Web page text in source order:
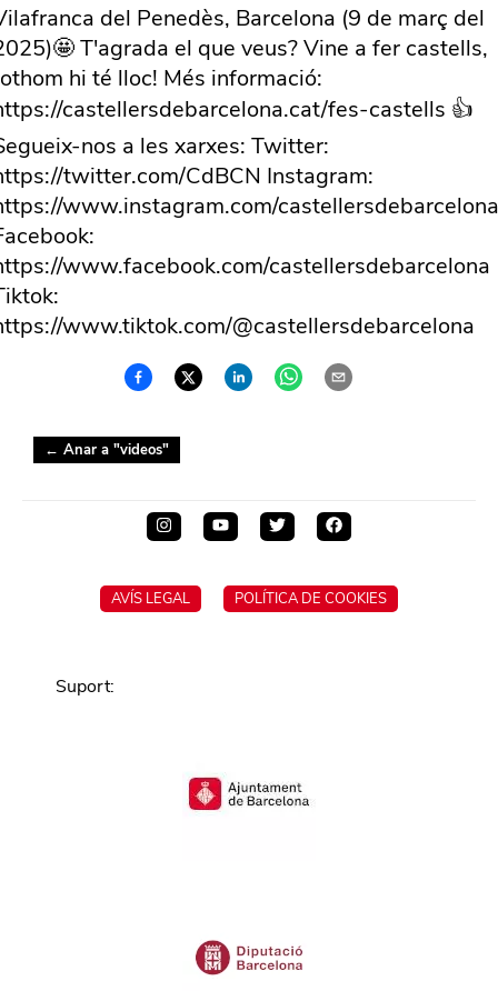
del Penedès, Barcelona (9 de març del
T'agrada el que veus? Vine a fer castells,
hi té lloc! Més informació:
castellersdebarcelona.cat/fes-castells 👍
nos a les xarxes: Twitter:
twitter.com/CdBCN Instagram:
www.instagram.com/
www.facebook.com/castellersdebarcelona
www.tiktok.com/@castellersdebarcelona
← Anar a "videos"
AVÍS LEGAL POLÍTICA DE COOKIES
Suport: